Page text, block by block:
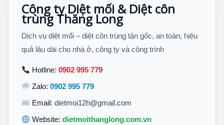
Công ty Diệt mối & Diệt côn
trùng Thăng Long
Dịch vụ diệt mối – diệt côn trùng tận gốc, an toàn, hiệu
quả lâu dài cho nhà ở, công ty và công trình
Hotline:0902 995 779
Zalo:0902 995 779
Email:dietmoi12h@gmail.com
Website:dietmoithanglong.com.vn